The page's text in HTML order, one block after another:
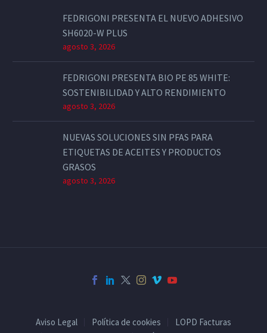
FEDRIGONI PRESENTA EL NUEVO ADHESIVO
SH6020-W PLUS
agosto 3, 2026
FEDRIGONI PRESENTA BIO PE 85 WHITE:
SOSTENIBILIDAD Y ALTO RENDIMIENTO
agosto 3, 2026
NUEVAS SOLUCIONES SIN PFAS PARA
ETIQUETAS DE ACEITES Y PRODUCTOS
GRASOS
agosto 3, 2026
Aviso Legal Política de cookies
LOPD Facturas